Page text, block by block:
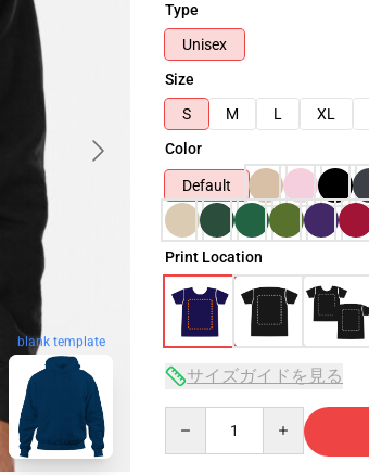
blank template
Type
Unisex
Size
S
M L XL
Color
Default
Print Location
サイズガイドを見る